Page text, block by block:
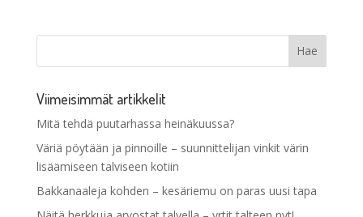
Viimeisimmät artikkelit
Mitä tehdä puutarhassa heinäkuussa?
Väriä pöytään ja pinnoille – suunnittelijan vinkit värin
lisäämiseen talviseen kotiin
Bakkanaaleja kohden – kesäriemu on paras uusi tapa